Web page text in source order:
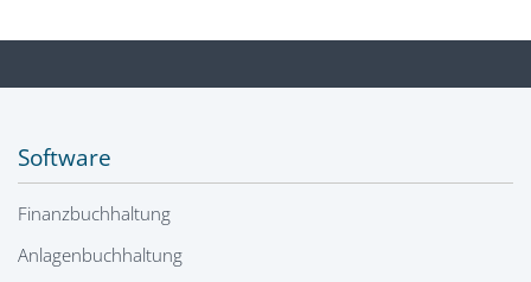
Software
Finanzbuchhaltung
Anlagenbuchhaltung